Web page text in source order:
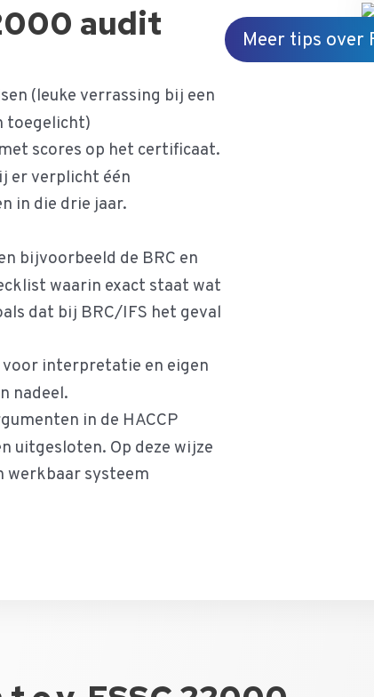
audit
(leuke verrassing bij een
toegelicht)
scores op het certificaat.
er verplicht één
in die drie jaar.
bijvoorbeeld de BRC en
waarin exact staat wat
dat bij BRC/IFS het geval
voor interpretatie en eigen
nadeel.
in de HACCP
uitgesloten. Op deze wijze
werkbaar systeem
Meer tips over